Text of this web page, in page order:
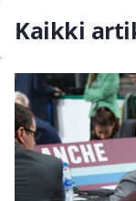
Kaikki